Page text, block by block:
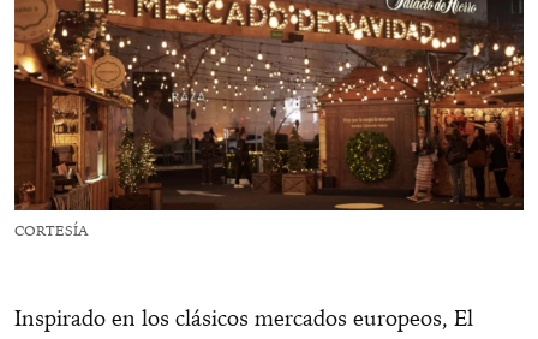
CORTESÍA
Inspirado en los clásicos mercados europeos, El